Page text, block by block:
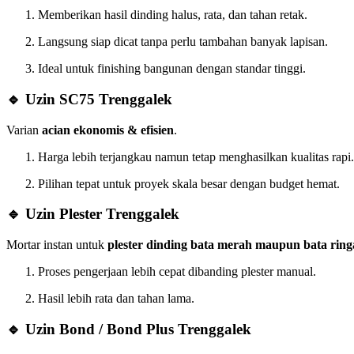
Memberikan hasil dinding halus, rata, dan tahan retak.
Langsung siap dicat tanpa perlu tambahan banyak lapisan.
Ideal untuk finishing bangunan dengan standar tinggi.
🔹 Uzin SC75 Trenggalek
Varian acian ekonomis & efisien.
Harga lebih terjangkau namun tetap menghasilkan kualitas rapi.
Pilihan tepat untuk proyek skala besar dengan budget hemat.
🔹 Uzin Plester Trenggalek
Mortar instan untuk plester dinding bata merah maupun bata
Proses pengerjaan lebih cepat dibanding plester manual.
Hasil lebih rata dan tahan lama.
🔹 Uzin Bond / Bond Plus Trenggalek